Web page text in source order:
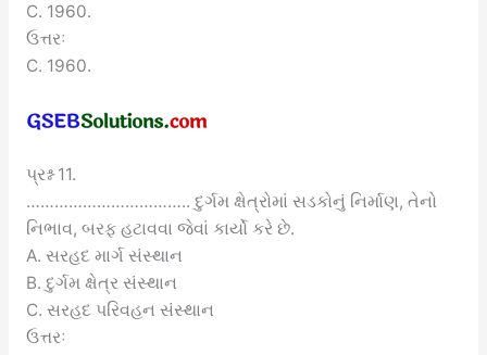
C. 1960.
ઉત્તરઃ
C. 1960.
પ્રશ્ન 11.
…………………………….. દુર્ગમ ક્ષેત્રોમાં સડકોનું નિર્માણ, તેનો
નિભાવ, બરફ હટાવવા જેવાં કાર્યો કરે છે.
A. સરહદ માર્ગ સંસ્થાન
B. દુર્ગમ ક્ષેત્ર સંસ્થાન
C. સરહદ પરિવહન સંસ્થાન
ઉત્તરઃ